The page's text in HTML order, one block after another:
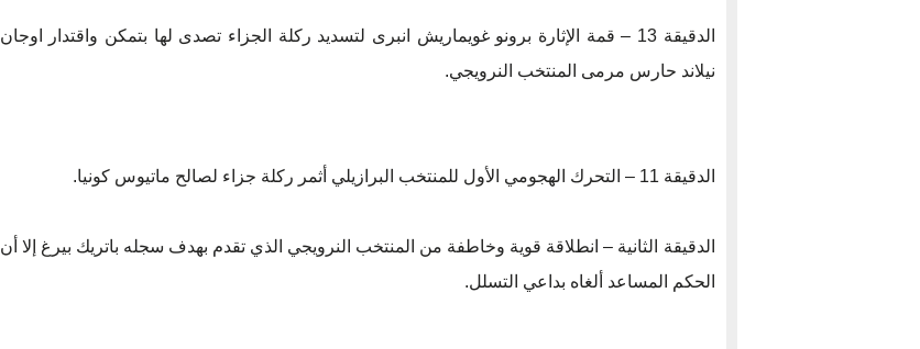
الدقيقة 13 – قمة الإثارة برونو غويماريش انبرى لتسديد ركلة الجزاء تصدى لها بتمكن واقتدار اوجان
نيلاند حارس مرمى المنتخب النرويجي.
الدقيقة 11 – التحرك الهجومي الأول للمنتخب البرازيلي أثمر ركلة جزاء لصالح ماتيوس كونيا.
الدقيقة الثانية – انطلاقة قوية وخاطفة من المنتخب النرويجي الذي تقدم بهدف سجله باتريك بيرغ إلا أن
الحكم المساعد ألغاه بداعي التسلل.